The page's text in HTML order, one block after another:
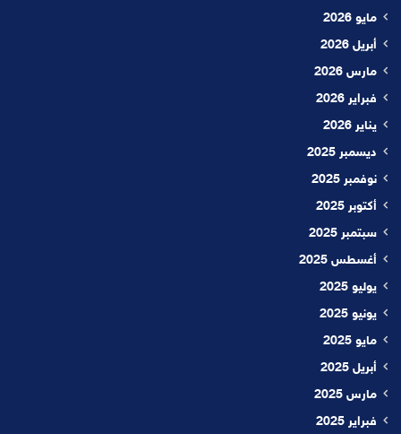
مايو 2026
أبريل 2026
مارس 2026
فبراير 2026
يناير 2026
ديسمبر 2025
نوفمبر 2025
أكتوبر 2025
سبتمبر 2025
أغسطس 2025
يوليو 2025
يونيو 2025
مايو 2025
أبريل 2025
مارس 2025
فبراير 2025